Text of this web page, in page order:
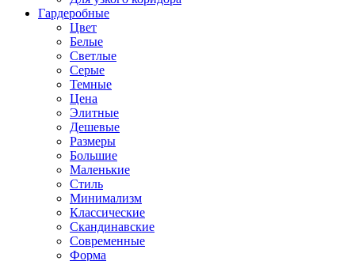
Гардеробные
Цвет
Белые
Светлые
Серые
Темные
Цена
Элитные
Дешевые
Размеры
Большие
Маленькие
Стиль
Минимализм
Классические
Скандинавские
Современные
Форма